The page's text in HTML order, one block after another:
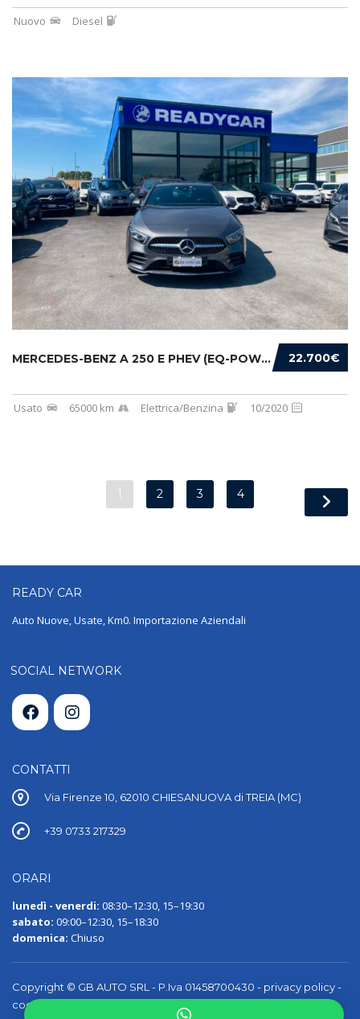
Nuovo Diesel
22.700€
MERCEDES-BENZ A 250 E PHEV (EQ-POWER) PREMIU...
Usato 65000 km Elettrica/Benzina 10/2020
1 2 3 4
READY CAR
Auto Nuove, Usate, Km0. Importazione Aziendali
SOCIAL NETWORK
CONTATTI
Via Firenze 10, 62010 CHIESANUOVA di TREIA (MC)
+39 0733 217329
ORARI
lunedì - venerdi: 08:30–12:30, 15–19:30
sabato: 09:00–12:30, 15–18:30
domenica: Chiuso
Copyright © GB AUTO SRL - P.Iva 01458700430 - privacy policy-
cookie policy